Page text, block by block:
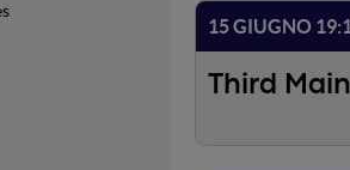
15 GIUGNO
Third